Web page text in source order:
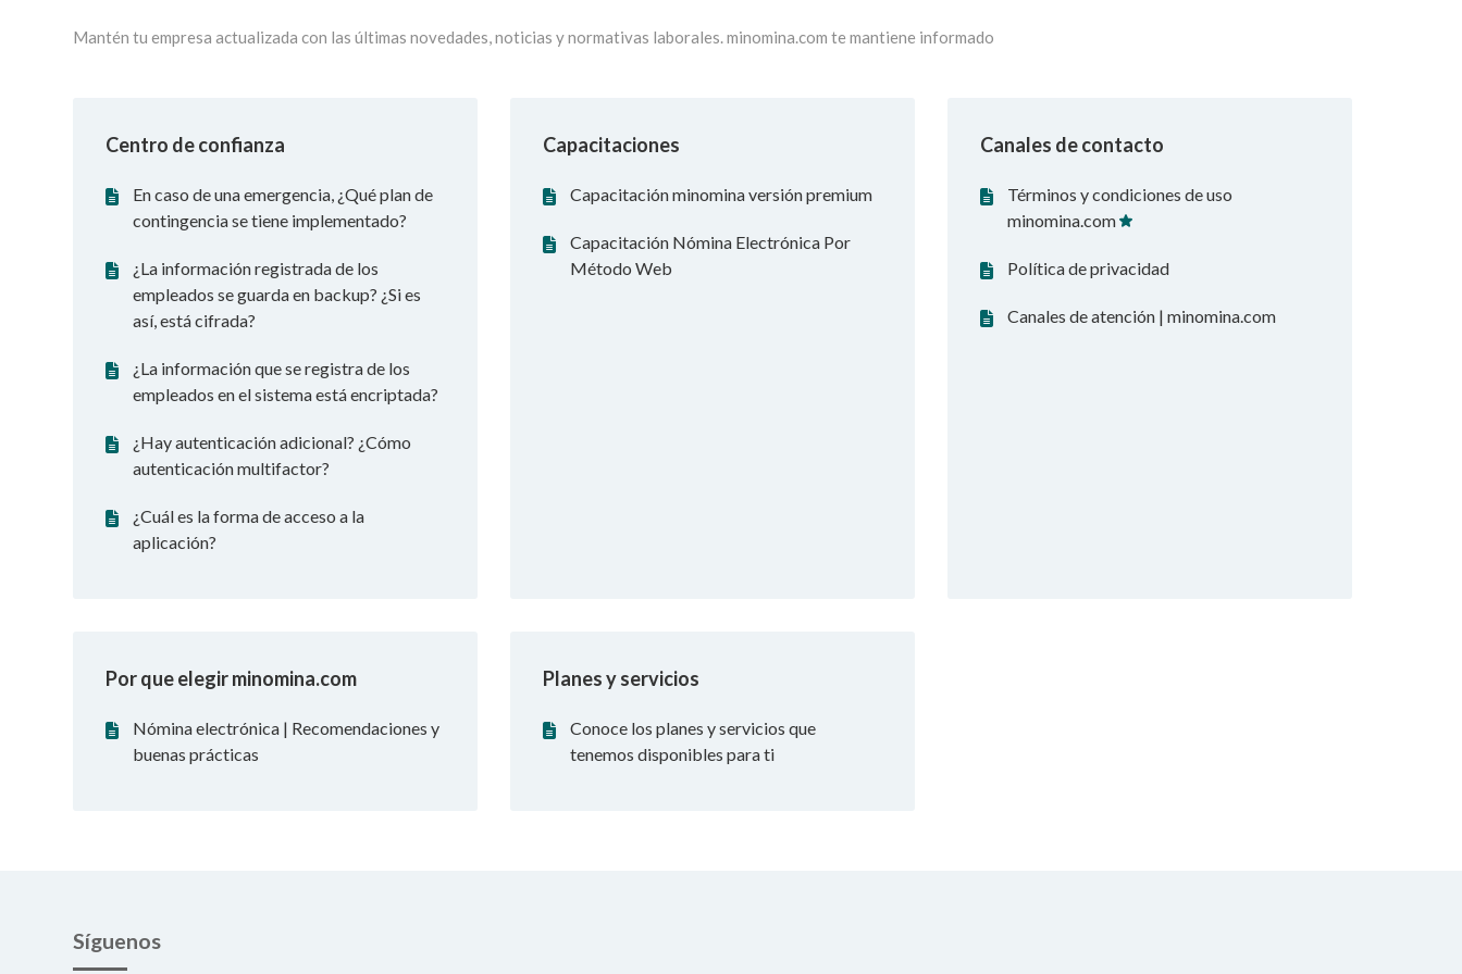
Mantén tu empresa actualizada con las últimas novedades, noticias y normativas laborales. minomina.com te mantiene informado
Centro de confianza
En caso de una emergencia, ¿Qué plan de
contingencia se tiene implementado?
¿La información registrada de los
empleados se guarda en backup? ¿Si es
así, está cifrada?
¿La información que se registra de los
empleados en el sistema está encriptada?
¿Hay autenticación adicional? ¿Cómo
autenticación multifactor?
¿Cuál es la forma de acceso a la
aplicación?
Capacitaciones
Capacitación minomina versión premium
Capacitación Nómina Electrónica Por
Método Web
Canales de contacto
Términos y condiciones de uso
minomina.com
Política de privacidad
Canales de atención | minomina.com
Por que elegir minomina.com
Nómina electrónica | Recomendaciones y
buenas prácticas
Planes y servicios
Conoce los planes y servicios que
tenemos disponibles para ti
Síguenos